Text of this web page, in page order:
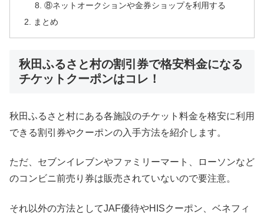
⑧ネットオークションや金券ショップを利用する
まとめ
秋田ふるさと村の割引券で格安料金になる
チケットクーポンはコレ！
秋田ふるさと村にある各施設のチケット料金を格安に利用
できる割引券やクーポンの入手方法を紹介します。
ただ、セブンイレブンやファミリーマート、ローソンなど
のコンビニ前売り券は販売されていないので要注意。
それ以外の方法としてJAF優待やHISクーポン、ベネフィ